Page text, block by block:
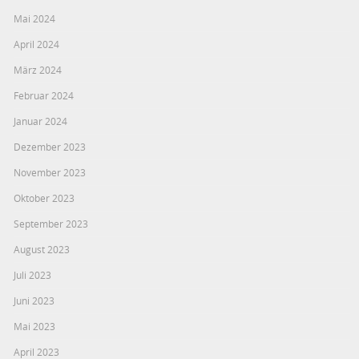
Mai 2024
April 2024
März 2024
Februar 2024
Januar 2024
Dezember 2023
November 2023
Oktober 2023
September 2023
August 2023
Juli 2023
Juni 2023
Mai 2023
April 2023